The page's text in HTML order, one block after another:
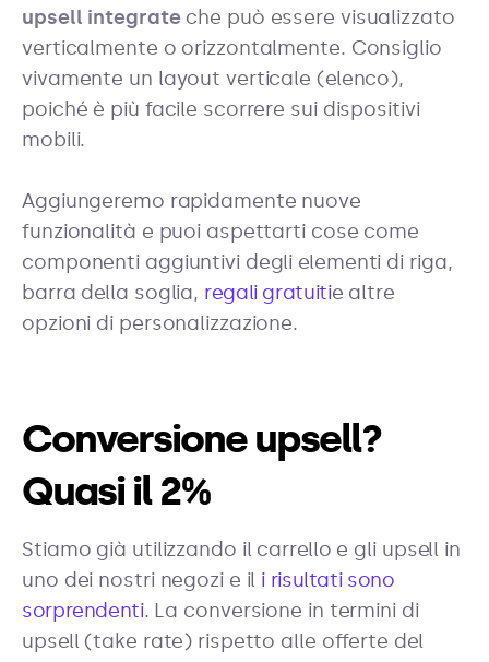
upsell integrateche può essere visualizzato
verticalmente o orizzontalmente. Consiglio
vivamente un layout verticale (elenco),
poiché è più facile scorrere sui dispositivi
mobili.
Aggiungeremo rapidamente nuove
funzionalità e puoi aspettarti cose come
componenti aggiuntivi degli elementi di riga,
barra della soglia, regali gratuitie altre
opzioni di personalizzazione.
Conversione upsell?
Quasi il 2%
Stiamo già utilizzando il carrello e gli upsell in
uno dei nostri negozi e il i risultati sono
sorprendenti. La conversione in termini di
upsell (take rate) rispetto alle offerte del